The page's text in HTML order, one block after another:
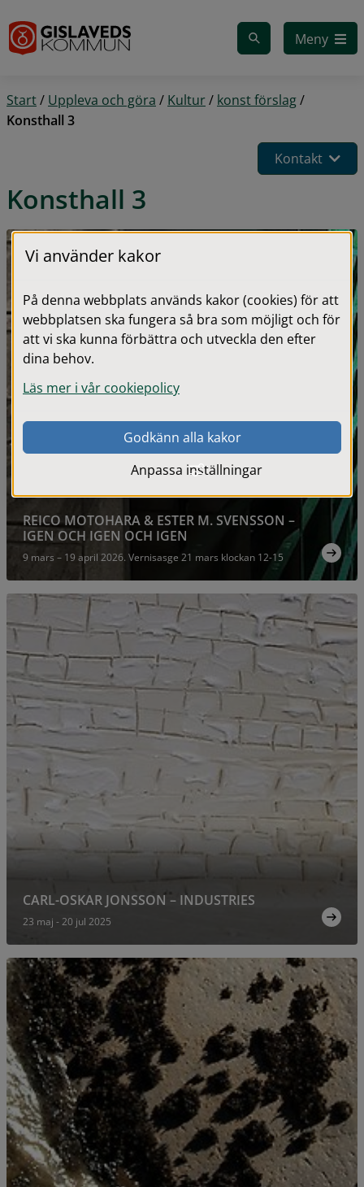
Meny
Start/ Uppleva och göra / Kultur/ konst förslag/
Konsthall 3
Kontakt
Konsthall 3
REICO MOTOHARA & ESTER M. SVENSSON –
IGEN OCH IGEN OCH IGEN
9 mars – 19 april 2026. Vernisasge 21 mars klockan 12-15
CARL-OSKAR JONSSON – INDUSTRIES
23 maj - 20 jul 2025
Vi använder kakor
På denna webbplats används kakor (cookies) för att
webbplatsen ska fungera så bra som möjligt och för
att vi ska kunna förbättra och utveckla den efter
dina behov.
Läs mer i vår cookiepolicy
Godkänn alla kakor
Anpassa inställningar